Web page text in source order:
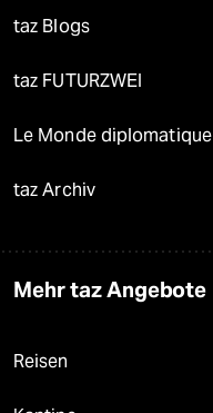
taz Blogs
taz FUTURZWEI
Le Monde diplomatique
taz Archiv
Mehr taz Angebote
Reisen